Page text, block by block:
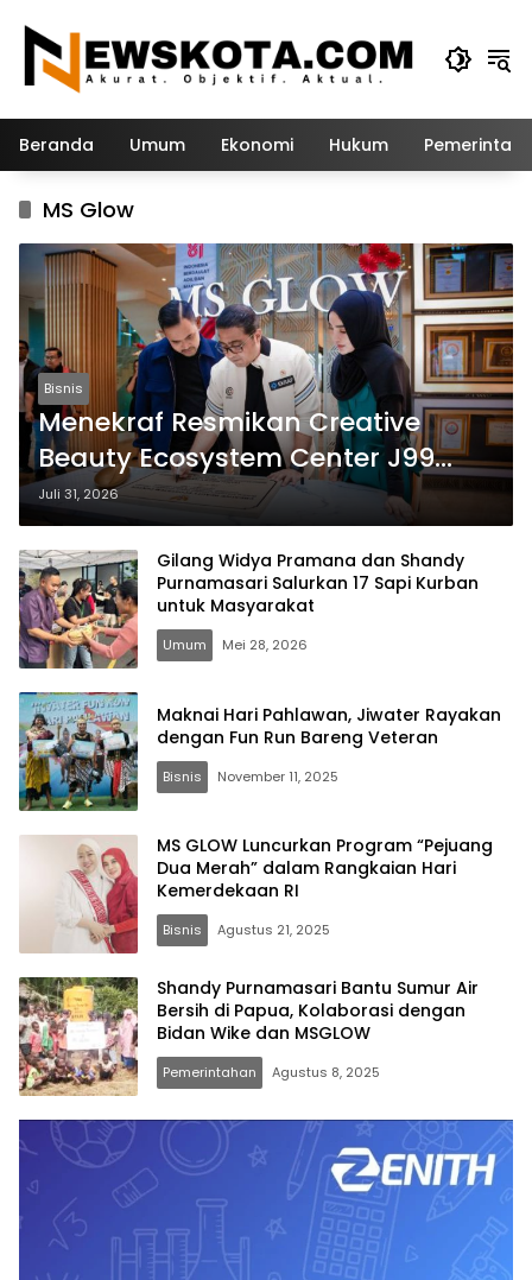
konten
Beranda Umum Ekonomi Hukum
MS Glow
Bisnis
Menekraf Resmikan Creative
Beauty Ecosystem Center J99
Corp, Integrasikan Industri
Kecantikan dan Pariwisata
Juli 31, 2026
Gilang Widya Pramana dan Shandy
Purnamasari Salurkan 17 Sapi Kurban
untuk Masyarakat
Umum Mei 28, 2026
Maknai Hari Pahlawan, Jiwater Rayakan
dengan Fun Run Bareng Veteran
Bisnis November 11, 2025
MS GLOW Luncurkan Program “Pejuang
Dua Merah” dalam Rangkaian Hari
Kemerdekaan RI
Bisnis Agustus 21, 2025
Shandy Purnamasari Bantu Sumur Air
Bersih di Papua, Kolaborasi dengan
Bidan Wike dan MSGLOW
Pemerintahan Agustus 8, 2025